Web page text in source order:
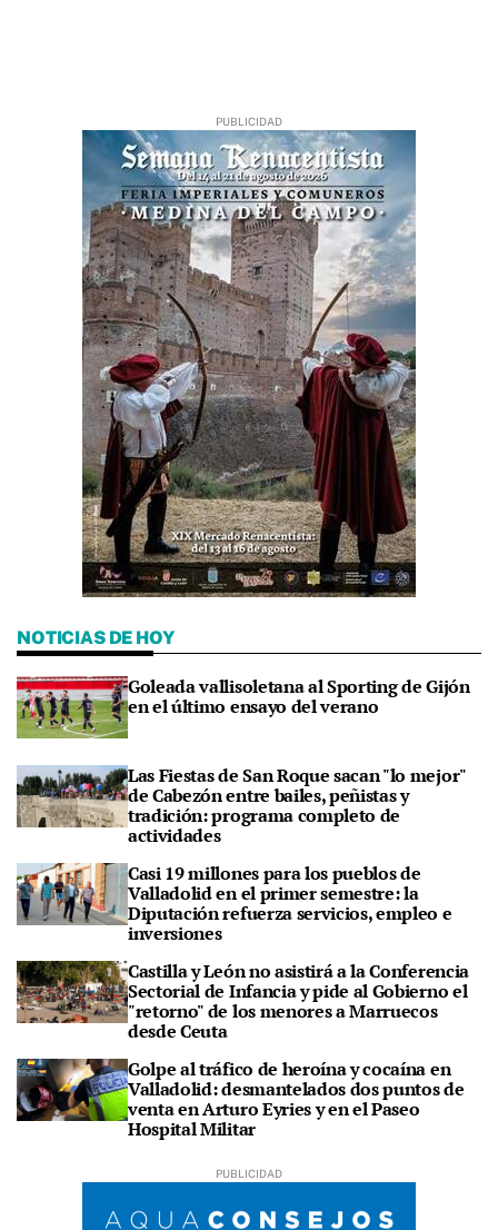
NOTICIAS DE HOY
Goleada vallisoletana al Sporting de Gijón
en el último ensayo del verano
Las Fiestas de San Roque sacan "lo mejor"
de Cabezón entre bailes, peñistas y
tradición: programa completo de
actividades
Casi 19 millones para los pueblos de
Valladolid en el primer semestre: la
Diputación refuerza servicios, empleo e
inversiones
Castilla y León no asistirá a la Conferencia
Sectorial de Infancia y pide al Gobierno el
"retorno" de los menores a Marruecos
desde Ceuta
Golpe al tráfico de heroína y cocaína en
Valladolid: desmantelados dos puntos de
venta en Arturo Eyries y en el Paseo
Hospital Militar